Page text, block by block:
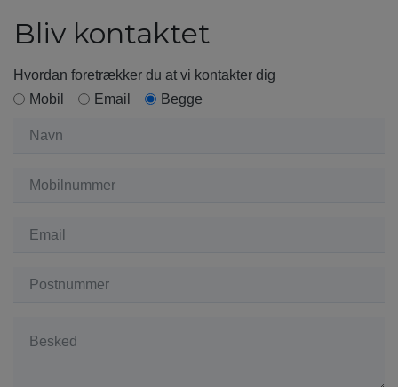
Bliv kontaktet
Hvordan foretrækker du at vi kontakter dig
Mobil
Email Begge